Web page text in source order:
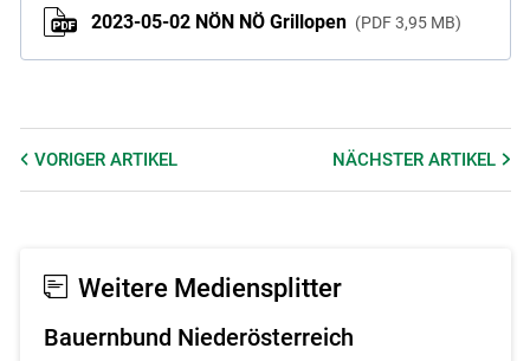
2023-05-02 NÖN NÖ Grillopen PDF 3,95 MB
VORIGER ARTIKEL NÄCHSTERARTIKEL
Weitere Mediensplitter
Bauernbund Niederösterreich